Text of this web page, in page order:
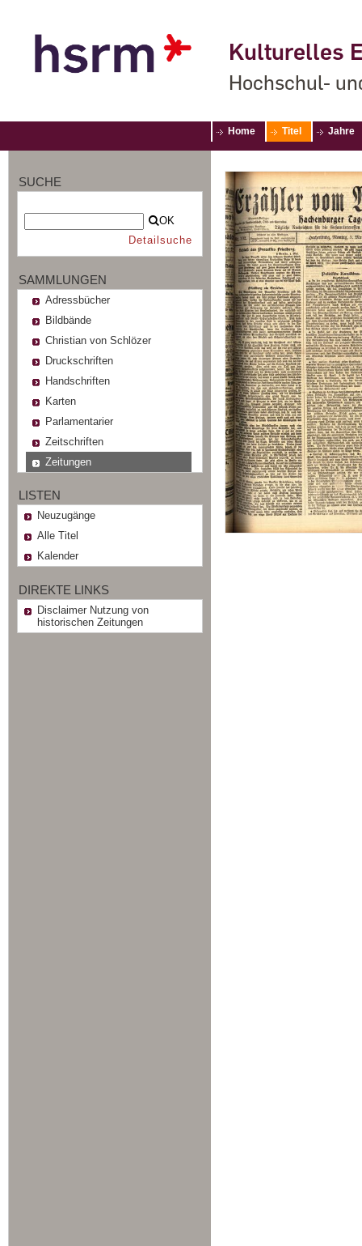
Kulturelles
Hochschul-
Home Titel Jahre
SUCHE
OK
Detailsuche
SAMMLUNGEN
Adressbücher
Bildbände
Christian von Schlözer
Druckschriften
Handschriften
Karten
Parlamentarier
Zeitschriften
Zeitungen
LISTEN
Neuzugänge
Alle Titel
Kalender
DIREKTE LINKS
Disclaimer Nutzung von
historischen Zeitungen